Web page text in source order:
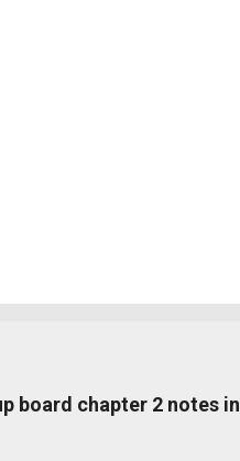
up board chapter 2 notes in